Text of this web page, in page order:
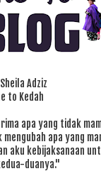
Adziz
to Kedah
apa yang tidak
apa yang
aku kebijaksanaan
duanya."